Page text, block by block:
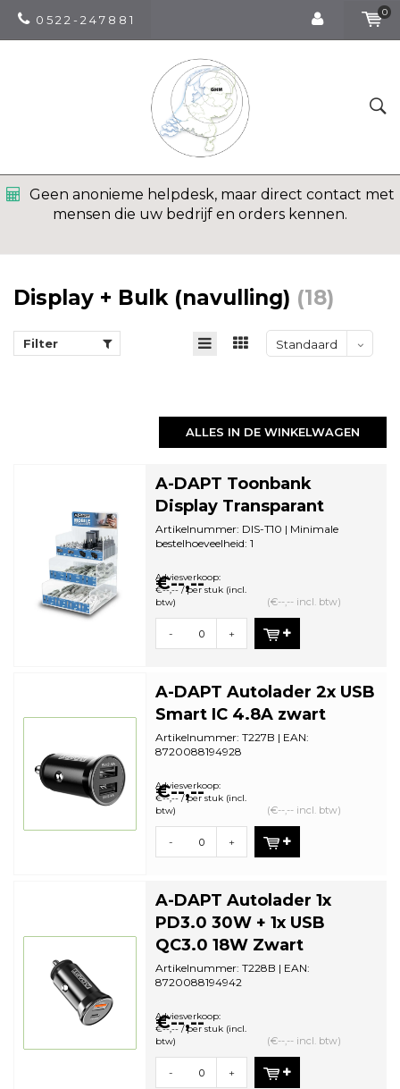
0 5 2 2 - 2 4 7 8 8 1
0
Geen anonieme helpdesk, maar direct contact met
mensen die uw bedrijf en orders kennen.
Display + Bulk (navulling) (18)
Filter Standaard
ALLES IN DE WINKELWAGEN
A-DAPT Toonbank
Display Transparant
Artikelnummer: DIS-T10 | Minimale
bestelhoeveelheid: 1
€--,--
Adviesverkoop:
€--,-- / per stuk (incl.
btw)
(€--,-- incl. btw)
- +
A-DAPT Autolader 2x USB
Smart IC 4.8A zwart
Artikelnummer: T227B | EAN:
8720088194928
bestelhoeveelheid: 1
€--,--
Adviesverkoop:
€--,-- / per stuk (incl.
btw)
(€--,-- incl. btw)
- +
A-DAPT Autolader 1x
PD3.0 30W + 1x USB
QC3.0 18W Zwart
Artikelnummer: T228B | EAN:
8720088194942
bestelhoeveelheid: 1
€--,--
Adviesverkoop:
€--,-- / per stuk (incl.
btw)
(€--,-- incl. btw)
- +